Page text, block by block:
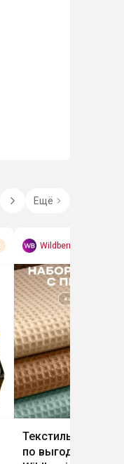
Ещё
Wildberries
Текстиль бренда
по выгодным